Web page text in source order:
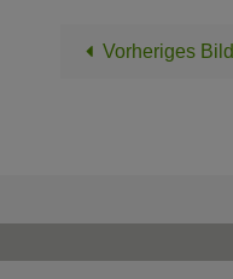
Vorheriges Bild